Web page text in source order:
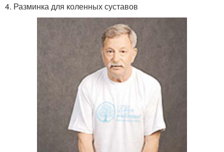
4. Разминка для коленных суставов